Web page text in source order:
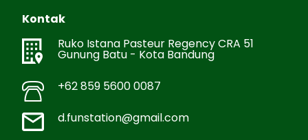
Kontak
Ruko Istana Pasteur Regency CRA 51
Gunung Batu - Kota Bandung
+62 859 5600 0087
d.funstation@gmail.com